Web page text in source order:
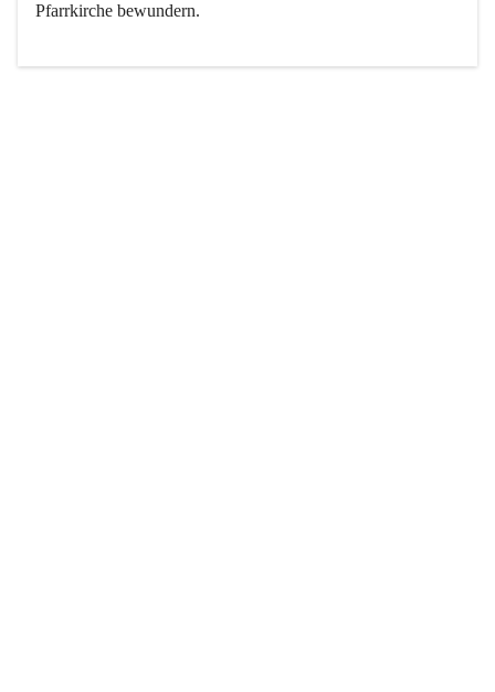
Pfarrkirche bewundern.
Der Weinbau dominert heute nicht mehr, ist aber integrativer